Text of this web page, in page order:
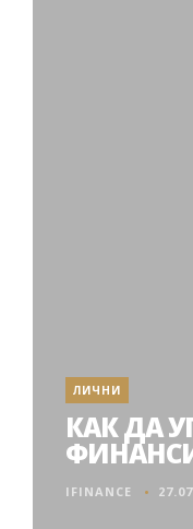
ЛИЧНИ
КАК ДА
IFINANCE